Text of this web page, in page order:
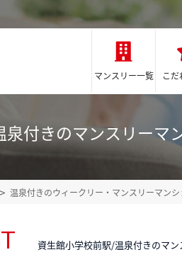
マンスリー一覧 こ
付きのマンスリーマ
温泉付きのウィークリー・マンスリーマン
資生館小学校前駅/温泉付きのマ